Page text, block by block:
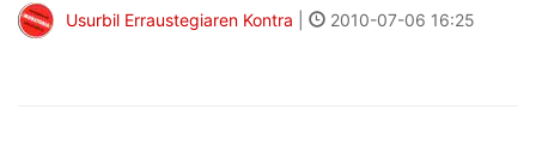
Usurbil Erraustegiaren Kontra 2010-07-06 16:25